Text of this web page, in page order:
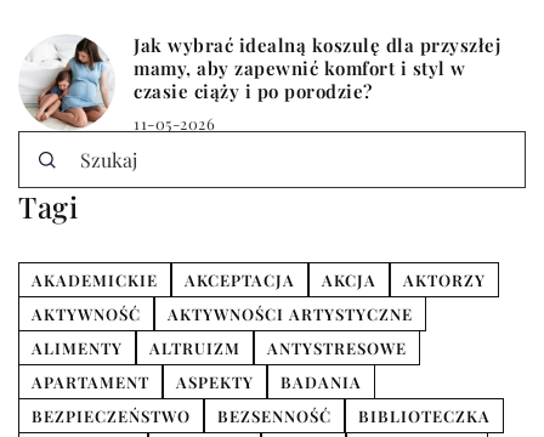
Jak wybrać idealną koszulę dla przyszłej
mamy, aby zapewnić komfort i styl w
czasie ciąży i po porodzie?
11-05-2026
Tagi
AKADEMICKIE AKCEPTACJA AKCJA
AKTORZY
AKTYWNOŚĆ
AKTYWNOŚCI ARTYSTYCZNE
ALIMENTY
ALTRUIZM
ANTYSTRESOWE
APARTAMENT
ASPEKTY
BADANIA
BEZPIECZEŃSTWO
BEZSENNOŚĆ
BIBLIOTECZKA